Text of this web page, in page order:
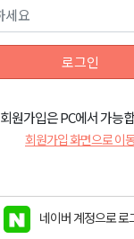
로그인
회원가입은 PC에서 가능
회원가입 화면으로 이
네이버 계정으로 로